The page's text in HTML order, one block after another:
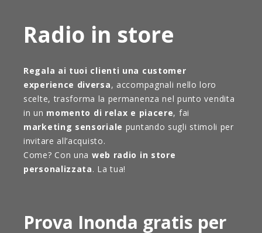
Radio in store
Regala ai tuoi clienti una customer
experience diversa, accompagnali nello loro
scelte, trasforma la permanenza nel punto vendita
in un momento di relax e piacere, fai
marketing sensoriale puntando sugli stimoli per
invitare all’acquisto.
Come? Con una web radio in store
personalizzata. La tua!
Prova Inonda gratis per